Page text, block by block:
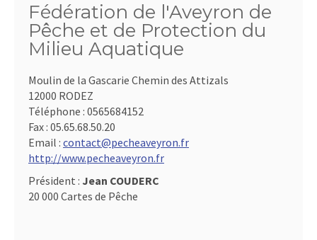
Fédération de l'Aveyron de
Pêche et de Protection du
Milieu Aquatique
Moulin de la Gascarie Chemin des Attizals
12000 RODEZ
Téléphone : 0565684152
Fax : 05.65.68.50.20
Email : contact@pecheaveyron.fr
http://www.pecheaveyron.fr
Président : Jean COUDERC
20 000 Cartes de Pêche